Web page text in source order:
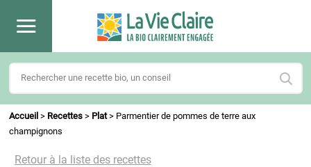
Accueil > Recettes> Plat> Parmentier de pommes de terre aux
champignons
Retour à la liste des recettes